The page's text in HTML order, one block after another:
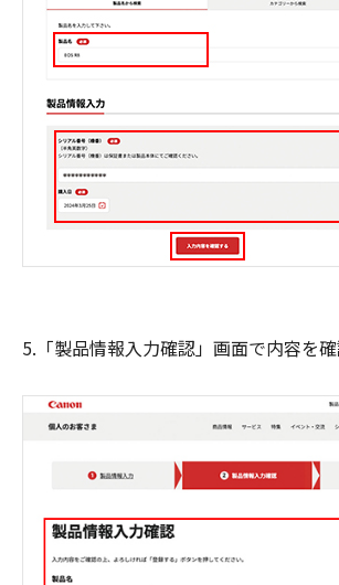
5.「製品情報入力確認」画面で内容を